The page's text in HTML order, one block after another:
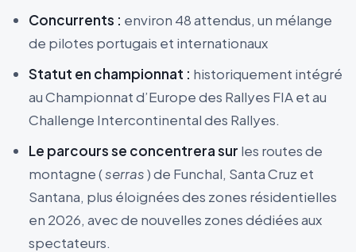
Concurrents : environ 48 attendus, un mélange
de pilotes portugais et internationaux
Statut en championnat : historiquement intégré
au Championnat d’Europe des Rallyes FIA et au
Challenge Intercontinental des Rallyes.
Le parcours se concentrera sur les routes de
montagne (serras) de Funchal, Santa Cruz et
Santana, plus éloignées des zones résidentielles
en 2026, avec de nouvelles zones dédiées aux
spectateurs.